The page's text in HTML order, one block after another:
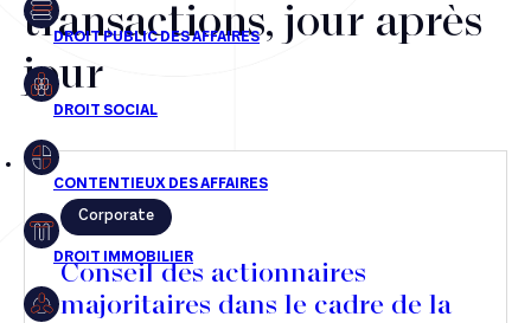
Droit public des affaires
Droit social
Droit immobilier
Restructuring
transactions, jour après
jour
Corporate
Conseil des actionnaires
majoritaires dans le cadre de la